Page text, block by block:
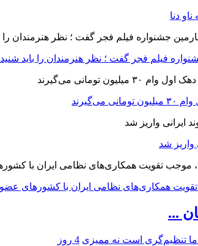
فیلم فجر گفت ؛ نظر هنرمندان را باید شنید
...
ما تنظیم‌گری است نه ممیزی 4 روز